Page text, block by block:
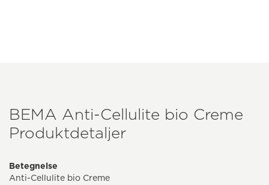
BEMA Anti-Cellulite bio Creme
Produktdetaljer
Betegnelse
Anti-Cellulite bio Creme